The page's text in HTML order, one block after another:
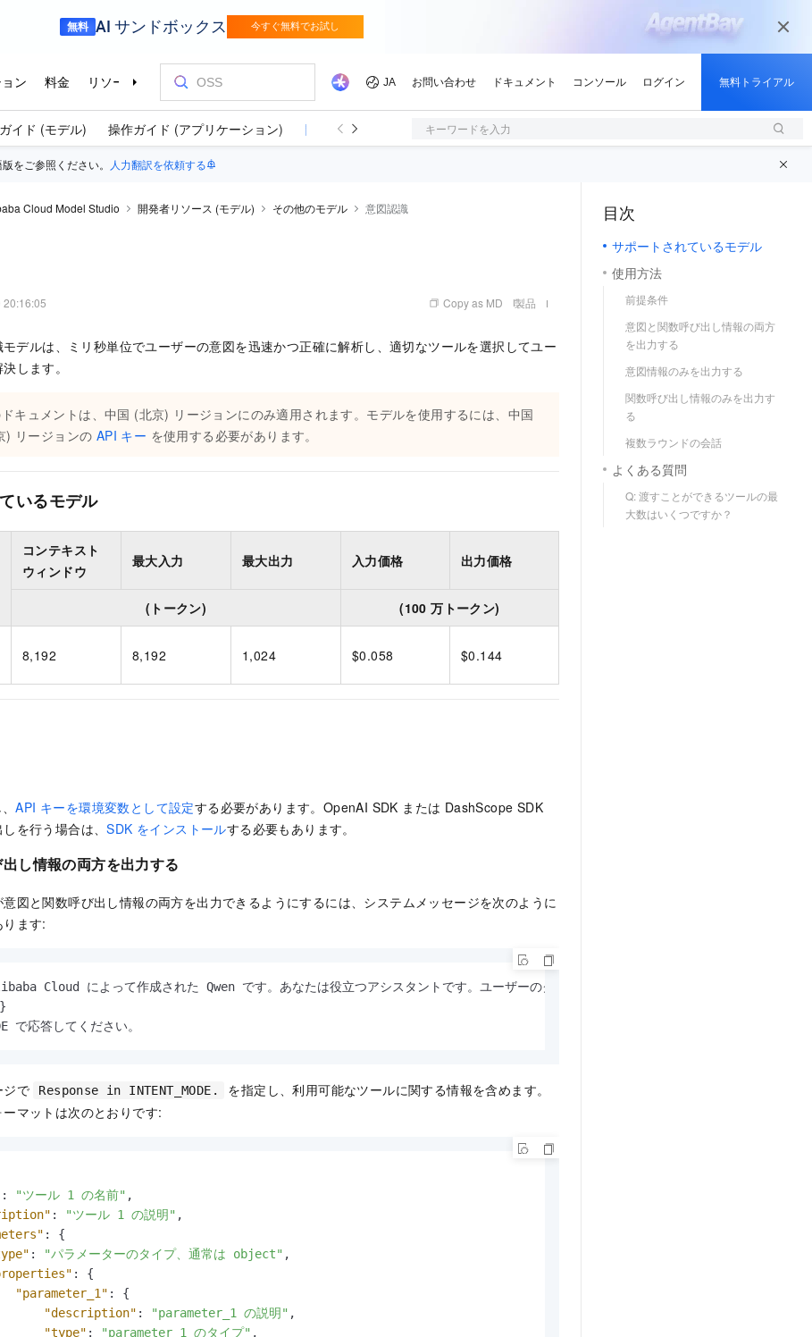
イド (モデル) 操作ガイド (アプリケーション) 開発者リソース (モデル) 開発者リソース (アプリケーション)
キーワードを入力
をご参照ください。 人力翻訳を依頼する
Cloud Model Studio 開発者リソース (モデル) その他のモデル 意図認識
Copy as MD 製品
デルは、ミリ秒単位でユーザーの意図を迅速かつ正確に解析し、適切なツールを選択してユー
します。
キュメントは、 中国 (北京) リージョンにのみ適用されます。モデルを使用するには、中国
) リージョンの API キー を使用する必要があります。
いるモデル
コンテキスト
ウィンドウ
最大入力 最大出力 入力価格 出力価格
(トークン) (100 万トークン)
8,192 8,192 1,024 $0.058 $0.144
、API キーを環境変数として設定する必要があります。OpenAI SDK または DashScope SDK
を行う場合は、SDK をインストールする必要もあります。
し情報の両方を出力する
図と関数呼び出し情報の両方を出力できるようにするには、システムメッセージを次のように
ます:
Cloud によって作成された Qwen です。あなたは役立つアシスタントです。ユーザーのクエリを支援するために 1 つ以上のツールを
で応答してください。
ジで Response in INTENT_MODE.
を指定し、利用可能なツールに関する情報を含めます。
マットは次のとおりです:
: "ツール 1 の名前" ,
: "ツール 1 の説明" ,
:
{
: "パラメーターのタイプ、通常は object" ,
:
{
"parameter_1" :
{
"description" : "parameter_1 の説明" ,
"type" : "parameter_1 のタイプ" ,
目次
サポートされているモデル
使用方法
前提条件
意図と関数呼び出し情報の両方
を出力する
意図情報のみを出力する
関数呼び出し情報のみを出力す
る
複数ラウンドの会話
よくある質問
Q: 渡すことができるツールの最
大数はいくつですか？